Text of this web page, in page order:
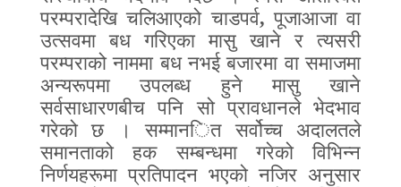
परम्परादेखि चलिआएको चाडपर्व,पूजाआजा वा
उत्सवमा बध गरिएका मासु खाने र त्यसरी
परम्पराको नाममा बध नभई बजारमा वा समाजमा
अन्यरूपमा उपलब्ध हुने मासु खाने
सर्वसाधारणबीच पनि सो प्रावधानले भेदभाव
गरेको छ । सम्मानित सर्वोच्च अदालतले
समानताको हक सम्बन्धमा गरेको विभिन्न
निर्णयहरूमा प्रतिपादन भएको नजिर अनुसार